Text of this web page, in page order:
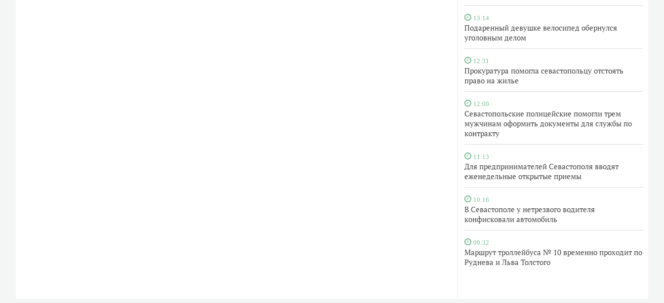
13:14
Подаренный девушке велосипед обернулся
уголовным делом
12:31
Прокуратура помогла севастопольцу отстоять
право на жилье
12:00
Севастопольские полицейские помогли трем
мужчинам оформить документы для службы по
контракту
11:13
Для предпринимателей Севастополя вводят
еженедельные открытые приемы
10:16
В Севастополе у нетрезвого водителя
конфисковали автомобиль
09:32
Маршрут троллейбуса № 10 временно проходит по
Руднева и Льва Толстого